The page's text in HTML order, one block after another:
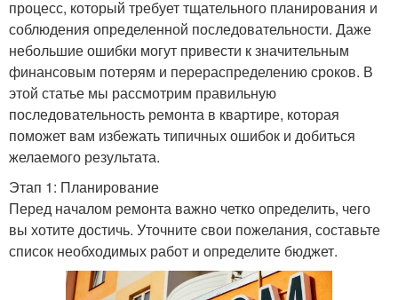
процесс, который требует тщательного планирования и
соблюдения определенной последовательности. Даже
небольшие ошибки могут привести к значительным
финансовым потерям и перераспределению сроков. В
этой статье мы рассмотрим правильную
последовательность ремонта в квартире, которая
поможет вам избежать типичных ошибок и добиться
желаемого результата.
Этап 1: Планирование
Перед началом ремонта важно четко определить, чего
вы хотите достичь. Уточните свои пожелания, составьте
список необходимых работ и определите бюджет.